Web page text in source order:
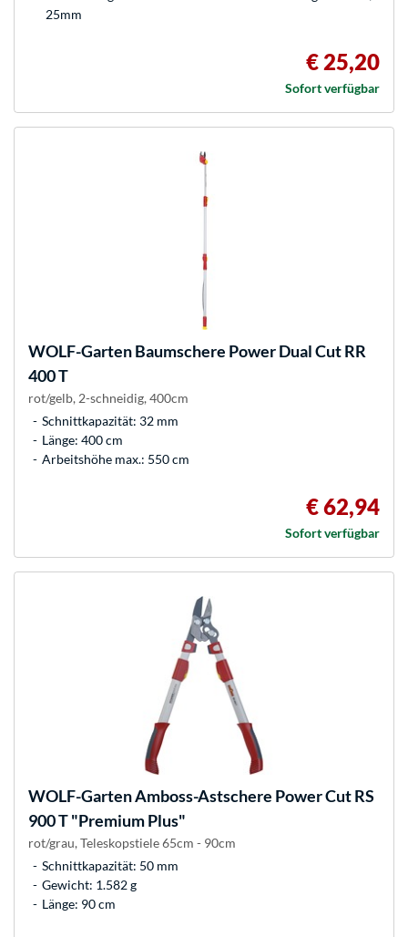
25mm
€ 25,20
Sofort verfügbar
WOLF-GartenBaumschere Power Dual Cut RR
400 T
rot/gelb, 2-schneidig, 400cm
Schnittkapazität: 32 mm
Länge: 400 cm
Arbeitshöhe max.: 550 cm
€ 62,94
Sofort verfügbar
WOLF-GartenAmboss-Astschere Power Cut RS
900 T "Premium Plus"
rot/grau, Teleskopstiele 65cm - 90cm
Schnittkapazität: 50 mm
Gewicht: 1.582 g
Länge: 90 cm